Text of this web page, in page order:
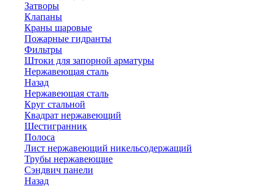
Затворы
Клапаны
Краны шаровые
Пожарные гидранты
Фильтры
Штоки для запорной арматуры
Нержавеющая сталь
Назад
Нержавеющая сталь
Круг стальной
Квадрат нержавеющий
Шестигранник
Полоса
Лист нержавеющий никельсодержащий
Трубы нержавеющие
Сэндвич панели
Назад